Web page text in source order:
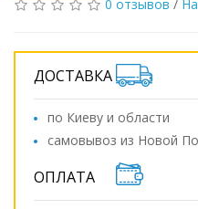
0 отзывов /
ДОСТАВКА
по Киеву и области
самовывоз из Новой
ОПЛАТА